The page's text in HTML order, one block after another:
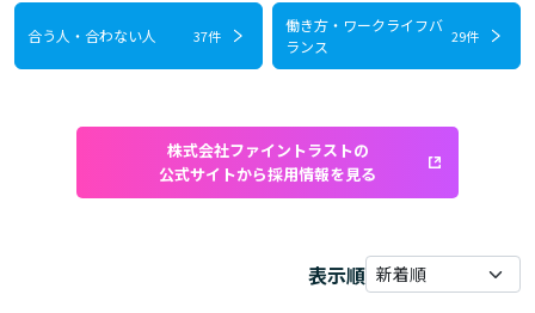
合う人・合わない人 37件
働き方・ワークライフバ
ランス
29件
株式会社ファイントラストの
公式サイトから採用情報を見る
表示順